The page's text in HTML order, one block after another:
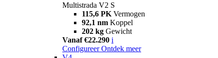
Multistrada V2 S
115,6 PK Vermogen
92,1 nm Koppel
202 kg Gewicht
Vanaf €22.290 i
Configureer Ontdek meer